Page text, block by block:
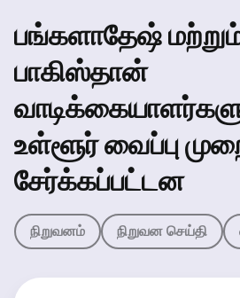
பங்களாதேஷ்
பாகிஸ்தான்
உள்ளூர் வைப்பு
சேர்க்கப்பட்டன
நிறுவனம் நிறுவன செய்தி